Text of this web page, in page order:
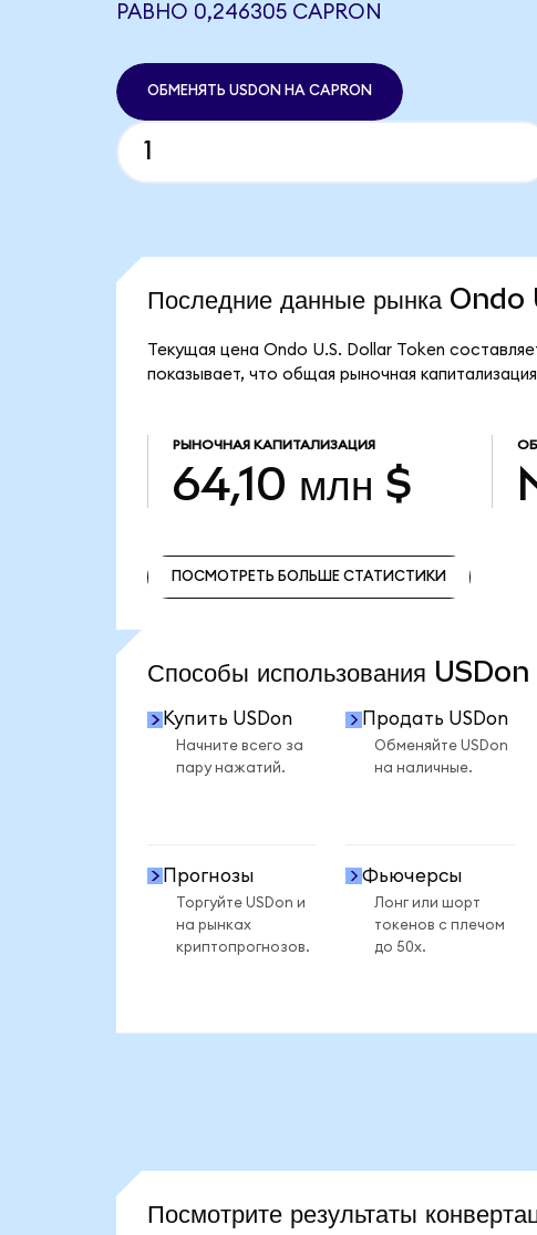
РАВНО 0,246305 CAPRON
ОБМЕНЯТЬ USDON НА CAPRON
Последние данные рынка
Текущая цена Ondo U.S. Dollar Token
показывает, что общая рыночная
РЫНОЧНАЯ КАПИТАЛИЗАЦИЯ
64,10 млн $
ПОСМОТРЕТЬ БОЛЬШЕ СТАТИСТИКИ
Способы использования
Купить USDon
Начните всего за
пару нажатий.
Продать USDon
Обменяйте USDon
на наличные.
Прогнозы
Торгуйте USDon и
на рынках
криптопрогнозов.
Фьючерсы
Лонг или шорт
токенов с плечом
до 50x.
Посмотрите результаты